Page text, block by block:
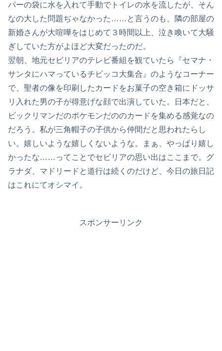
パーの袋に水を入れて手動でトイレの水を流したが、そん
なの大した問題ぢゃなかった……と言うのも、隣の部屋の
新婚さんが大喧嘩をはじめて３時間以上、泣き喚いて大騒
ぎしていた方がよほど大変だったのだ。
翌朝、地元セビリアのテレビ番組を観ていたら『セマナ・
サンタにハマっているチビッコ大集合』のようなコーナー
で、聖者の像を印刷したカードをお菓子の空き箱にドッサ
リ入れた男の子が得意げな顔で出演していた。日本だと、
ビックリマンだのポケモンだののカードを集める感覚なの
だろう。私が三角帽子の子供から仲間だと思われたらし
い。嬉しいような嬉しくないような。まぁ、やっぱり嬉し
かったな……ってことでセビリアの思い出はここまで。グ
ラナダ、マドリードと道行は続くのだけど、今日の旅日記
はこれにてオシマイ。
スポンサーリンク